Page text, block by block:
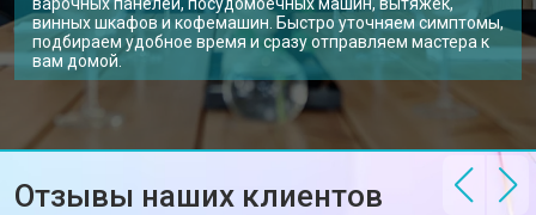
винных шкафов и кофемашин. Быстро уточняем симптомы,
подбираем удобное время и сразу отправляем мастера к
вам домой.
Отзывы наших клиентов